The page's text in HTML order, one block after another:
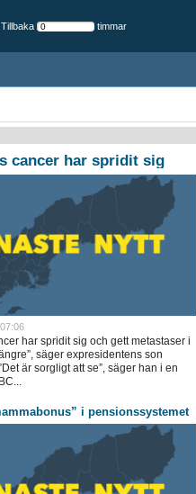
Tillbaka timmar
cancer har spridit sig
har spridit sig och gett metastaser i
säger expresidentens son
är sorgligt att se”, säger han i en
i pensionssystemet